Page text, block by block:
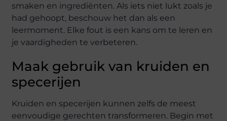
smaken en ingrediënten. Als iets niet lukt zoals je
had gehoopt, beschouw het dan als een
leermoment. Elke fout is een kans om te leren en
je vaardigheden te verbeteren.
Maak gebruik van kruiden en
specerijen
Kruiden en specerijen kunnen zelfs de meest
eenvoudige gerechten transformeren. Begin met